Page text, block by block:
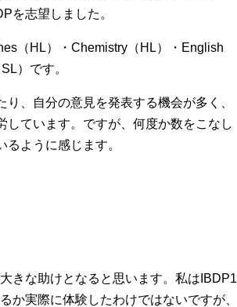
を志望しました。
（HL）・Chemistry（HL）・English
）です。
、自分の意見を発表する機会が多く、
ています。ですが、何度か数をこなし
ように感じます。
きな助けとなると思います。私はIBDP1
か実際に体験したわけではないですが、